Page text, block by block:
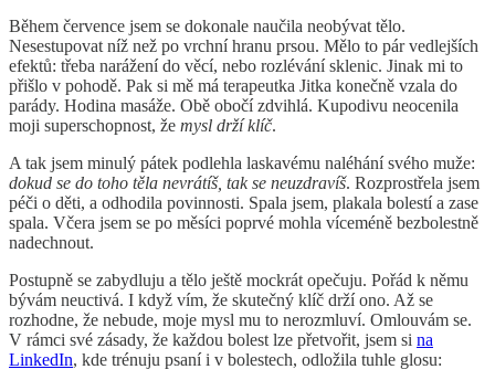
Během července jsem se dokonale naučila neobývat tělo.
Nesestupovat níž než po vrchní hranu prsou. Mělo to pár vedlejších
efektů: třeba narážení do věcí, nebo rozlévání sklenic. Jinak mi to
přišlo v pohodě. Pak si mě má terapeutka Jitka konečně vzala do
parády. Hodina masáže. Obě obočí zdvihlá. Kupodivu neocenila
moji superschopnost, že mysl drží klíč.
A tak jsem minulý pátek podlehla laskavému naléhání svého muže:
dokud se do toho těla nevrátíš, tak se neuzdravíš. Rozprostřela jsem
péči o děti, a odhodila povinnosti. Spala jsem, plakala bolestí a zase
spala. Včera jsem se po měsíci poprvé mohla víceméně bezbolestně
nadechnout.
Postupně se zabydluju a tělo ještě mockrát opečuju. Pořád k němu
bývám neuctivá. I když vím, že skutečný klíč drží ono. Až se
rozhodne, že nebude, moje mysl mu to nerozmluví. Omlouvám se.
V rámci své zásady, že každou bolest lze přetvořit, jsem si na
LinkedIn, kde trénuju psaní i v bolestech, odložila tuhle glosu: